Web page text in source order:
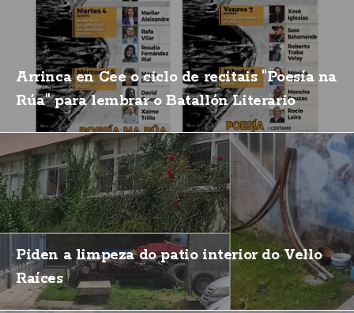
Arrinca en Cee o ciclo de recitais "Poesía na
Rúa" para lembrar o Batallón Literario
Piden a limpeza do patio interior do Vello
Raíces